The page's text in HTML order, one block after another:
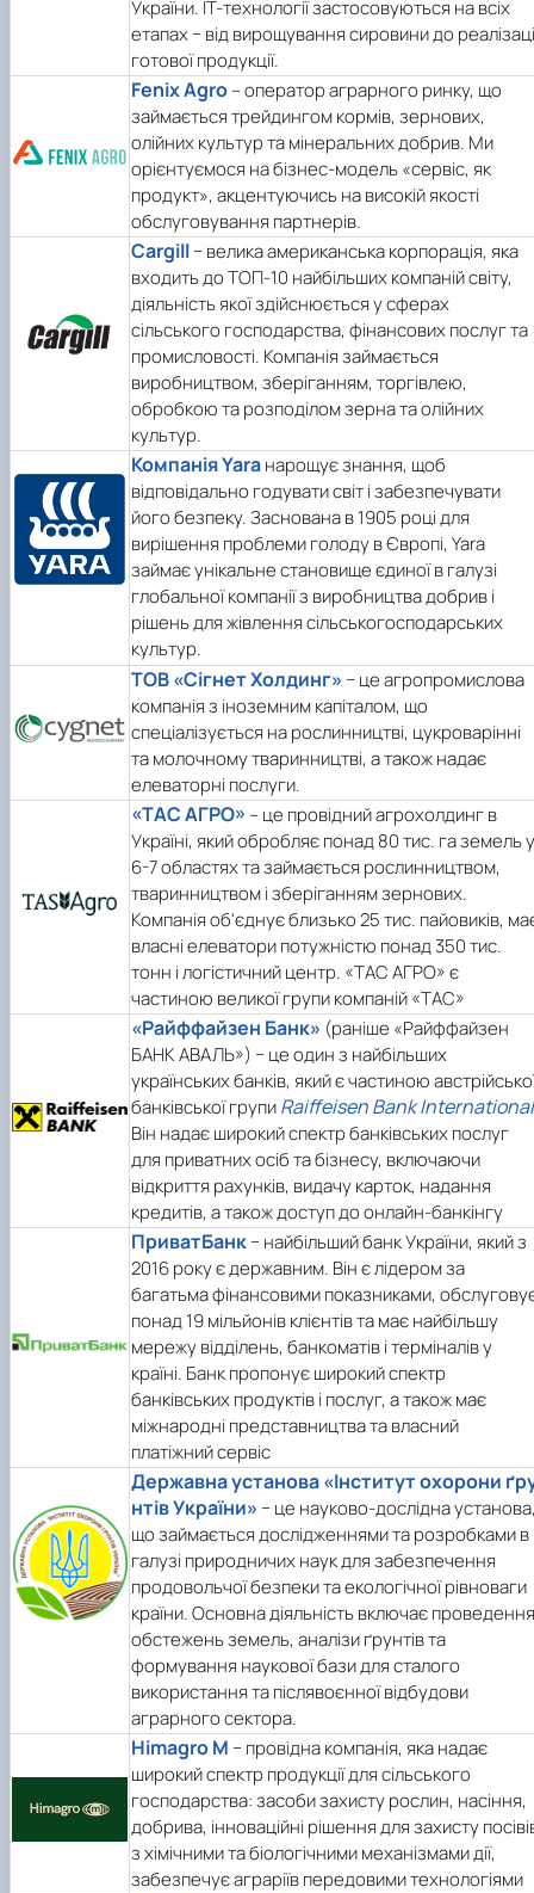
України. IT-технології застосовуються на всіх
етапах − від вирощування сировини до
готової продукції.
Fenix Agro– оператор аграрного ринку, що
займається трейдингом кормів, зернових,
олійних культур та мінеральних добрив. Ми
орієнтуємося на бізнес-модель «сервіс, як
продукт», акцентуючись на високій якості
обслуговування партнерів.
Cargill− велика американська корпорація, яка
входить до ТОП-10 найбільших компаній світу,
діяльність якої здійснюється у сферах
сільського господарства, фінансових послуг та
промисловості. Компанія займається
виробництвом, зберіганням, торгівлею,
обробкою та розподілом зерна та олійних
культур.
Компанія Yaraнарощує знання, щоб
відповідально годувати світ і забезпечувати
його безпеку. Заснована в 1905 році для
вирішення проблеми голоду в Європі, Yara
займає унікальне становище єдиної в галузі
глобальної компанії з виробництва добрив і
рішень для жівлення сільськогосподарських
культур.
ТОВ «Сігнет Холдинг» − це агропромислова
компанія з іноземним капіталом, що
спеціалізується на рослинництві, цукроварінні
та молочному тваринництві, а також надає
елеваторні послуги.
«ТАС АГРО» – це провідний агрохолдинг в
Україні, який обробляє понад 80 тис. га земель у
6-7 областях та займається рослинництвом,
тваринництвом і зберіганням зернових.
Компанія об'єднує близько 25 тис. пайовиків,
власні елеватори потужністю понад 350 тис.
тонн і логістичний центр. «ТАС АГРО» є
частиною великої групи компаній «ТАС»
«Райффайзен Банк» (раніше «Райффайзен
БАНК АВАЛЬ») − це один з найбільших
українських банків, який є частиною
банківської групиRaiffeisen Bank International
Він надає широкий спектр банківських послуг
для приватних осіб та бізнесу, включаючи
відкриття рахунків, видачу карток, надання
кредитів, а також доступ до онлайн-банкінгу
ПриватБанк− найбільший банк України, який з
2016 року є державним. Він є лідером за
багатьма фінансовими показниками,
понад 19 мільйонів клієнтів та має найбільшу
мережу відділень, банкоматів і терміналів у
країні. Банк пропонує широкий спектр
банківських продуктів і послуг, а також має
міжнародні представництва та власний
платіжний сервіс
Державна установа «Інститут охорони
нтів України» − це науково-дослідна
що займається дослідженнями та розробками в
галузі природничих наук для забезпечення
продовольчої безпеки та екологічної рівноваги
країни. Основна діяльність включає проведення
обстежень земель, аналізи ґрунтів та
формування наукової бази для сталого
використання та післявоєнної відбудови
аграрного сектора.
Himagro M − провідна компанія, яка надає
широкий спектр продукції для сільського
господарства: засоби захисту рослин, насіння,
добрива, інноваційні рішення для захисту
з хімічними та біологічними механізмами дії,
забезпечує аграріїв передовими технологіями